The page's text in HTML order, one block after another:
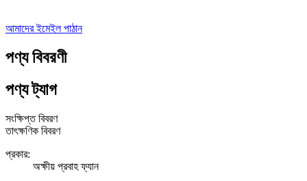
আমাদের ইমেইল পাঠান
পণ্য বিবরণী
পণ্য ট্যাগ
সংক্ষিপ্ত বিবরণ
তাৎক্ষণিক বিবরণ
প্রকার:
অক্ষীয় প্রবাহ ফ্যান